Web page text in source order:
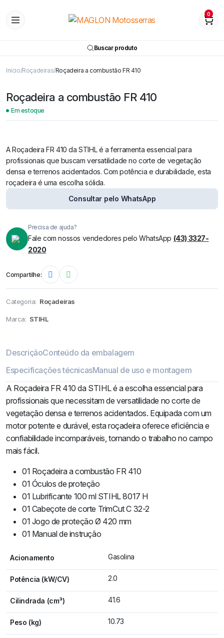
0
Buscar produto
Início Roçadeiras Roçadeira a combustão FR 410
Roçadeira a combustão FR 410
Em estoque
A Roçadeira FR 410 da STIHL é a ferramenta essencial para
profissionais que buscam versatilidade no corte de vegetação
densa e terrenos acidentados. Com potência e durabilidade, esta
roçadeira é uma escolha sólida.
Consultar pelo WhatsApp
Precisa de ajuda?
Fale com nossos vendedores pelo WhatsApp (43) 3327-
2020
Compartilhe:
Categoria: Roçadeiras
Marca: STIHL
DescriçãoConteúdo da embalagem
Especificações técnicasManual de uso e montagem
A Roçadeira FR 410 da STIHL é a escolha essencial para
profissionais que necessitam de versatilidade no corte de
vegetação densa e terrenos acidentados. Equipada com um
motor potente e durável, esta roçadeira oferece eficiência e
confiabilidade incomparáveis, tornando o trabalho no campo
mais fácil.
01 Roçadeira a combustão FR 410
01 Óculos de proteção
01 Lubrificante 100 ml STIHL 8017 H
01 Cabeçote de corte TrimCut C 32-2
01 Jogo de proteção Ø 420 mm
01 Manual de instrução
Acionamento Gasolina
Potência (kW/CV) 2.0
Cilindrada (cm³) 41.6
Peso (kg) 10.73